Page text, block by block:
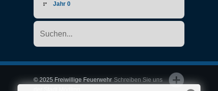
Jahr 0
Schreiben Sie uns
© 2025 Freiwillige Feuerwehr